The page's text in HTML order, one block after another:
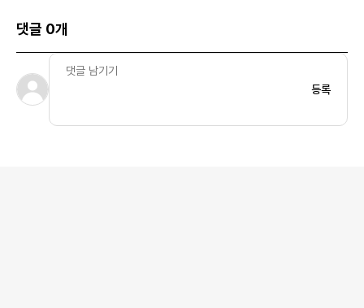
댓글 0개
등록